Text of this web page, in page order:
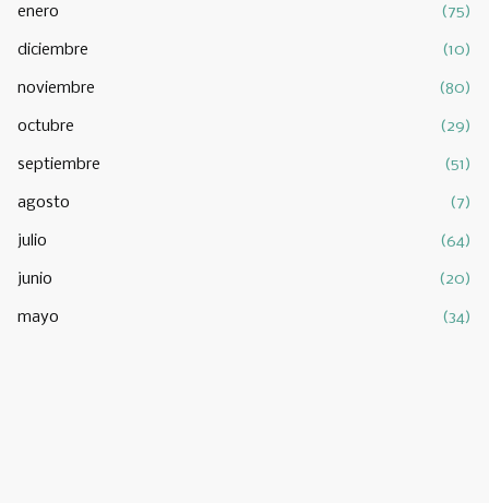
enero (75)
diciembre (10)
noviembre (80)
octubre (29)
septiembre (51)
agosto (7)
julio (64)
junio (20)
mayo (34)